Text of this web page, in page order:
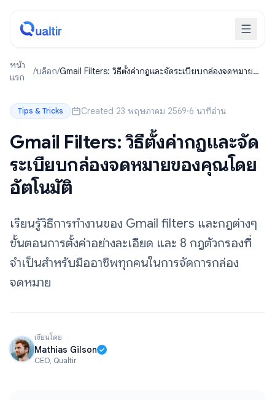
หน้า
แรก
/บล็อก/Gmail Filters: วิธีตั้งค่ากฎและจัดระเบียบกล่องจดหมาย
Tips & Tricks Created 23 พฤษภาคม 2569·6 นาทีอ่าน
Gmail Filters: วิธีตั้งค่ากฎและจัด
ระเบียบกล่องจดหมายของคุณโดย
อัตโนมัติ
เรียนรู้วิธีการทำงานของ Gmail filters และกฎต่างๆ
ขั้นตอนการตั้งค่าอย่างละเอียด และ 8 กฎตัวกรองที่
จำเป็นสำหรับมืออาชีพทุกคนในการจัดการกล่อง
จดหมาย
เขียนโดย
Mathias Gilson
CEO, Qualtir